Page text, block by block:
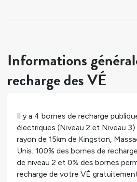
Informations
recharge des VÉ
Il y a 4 bornes de recharge
électriques (Niveau 2 et Niveau 3)
rayon de 15km de Kingston,
Unis. 100% des bornes de
de niveau 2 et 0% des bornes
recharge de votre VÉ